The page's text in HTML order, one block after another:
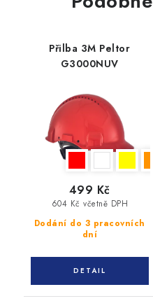
Přilba 3M Peltor
G3000NUV
Dodání do 3 pracovních
dní
604 Kč včetně DPH
499 Kč